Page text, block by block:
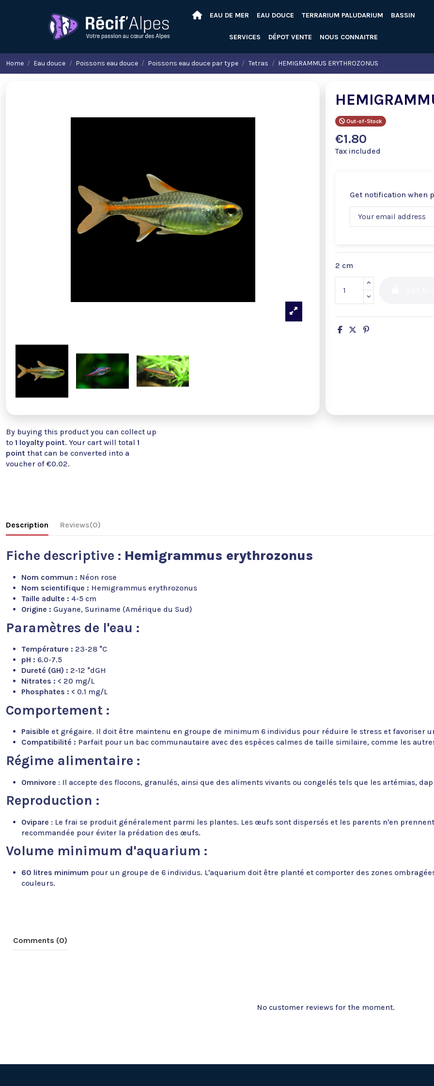
EAU DE MER EAU DOUCE TERRARIUM PALUDARIUM BASSIN
SERVICES DÉPOT VENTE NOUS CONNAITRE
Home Eau douce Poissons eau douce Poissons eau douce par type Tetras HEMIGRAMMUS ERYTHROZONUS
Out-of-Stock
€1.80
Tax included
Get notification when
2 cm
By buying this product you can collect up
to 1 loyalty point. Your cart will total 1
point that can be converted into a
voucher of €0.02.
Description Reviews(0)
Fiche descriptive : Hemigrammus erythrozonus
Nom commun : Néon rose
Nom scientifique : Hemigrammus erythrozonus
Taille adulte : 4-5 cm
Origine : Guyane, Suriname (Amérique du Sud)
Paramètres de l'eau :
Température : 23-28 °C
pH : 6.0-7.5
Dureté (GH) : 2-12 °dGH
Nitrates : < 20 mg/L
Phosphates : < 0.1 mg/L
Comportement :
Paisible et grégaire. Il doit être maintenu en groupe de minimum 6 individus pour réduire le stress et favoriser
Compatibilité : Parfait pour un bac communautaire avec des espèces calmes de taille similaire, comme les
Régime alimentaire :
Omnivore : Il accepte des flocons, granulés, ainsi que des aliments vivants ou congelés tels que les artémias,
Reproduction :
Ovipare : Le frai se produit généralement parmi les plantes. Les œufs sont dispersés et les parents n'en
recommandée pour éviter la prédation des œufs.
Volume minimum d'aquarium :
60 litres minimum pour un groupe de 6 individus. L'aquarium doit être planté et comporter des zones
couleurs.
Comments (0)
No customer reviews for the moment.